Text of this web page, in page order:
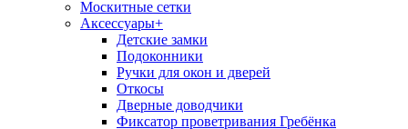
Москитные сетки
Аксессуары+
Детские замки
Подоконники
Ручки для окон и дверей
Откосы
Дверные доводчики
Фиксатор проветривания Гребёнка